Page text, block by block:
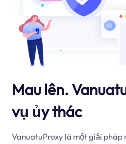
Mau lên.
vụ ủy thác
VanuatuProxy là một giải pháp